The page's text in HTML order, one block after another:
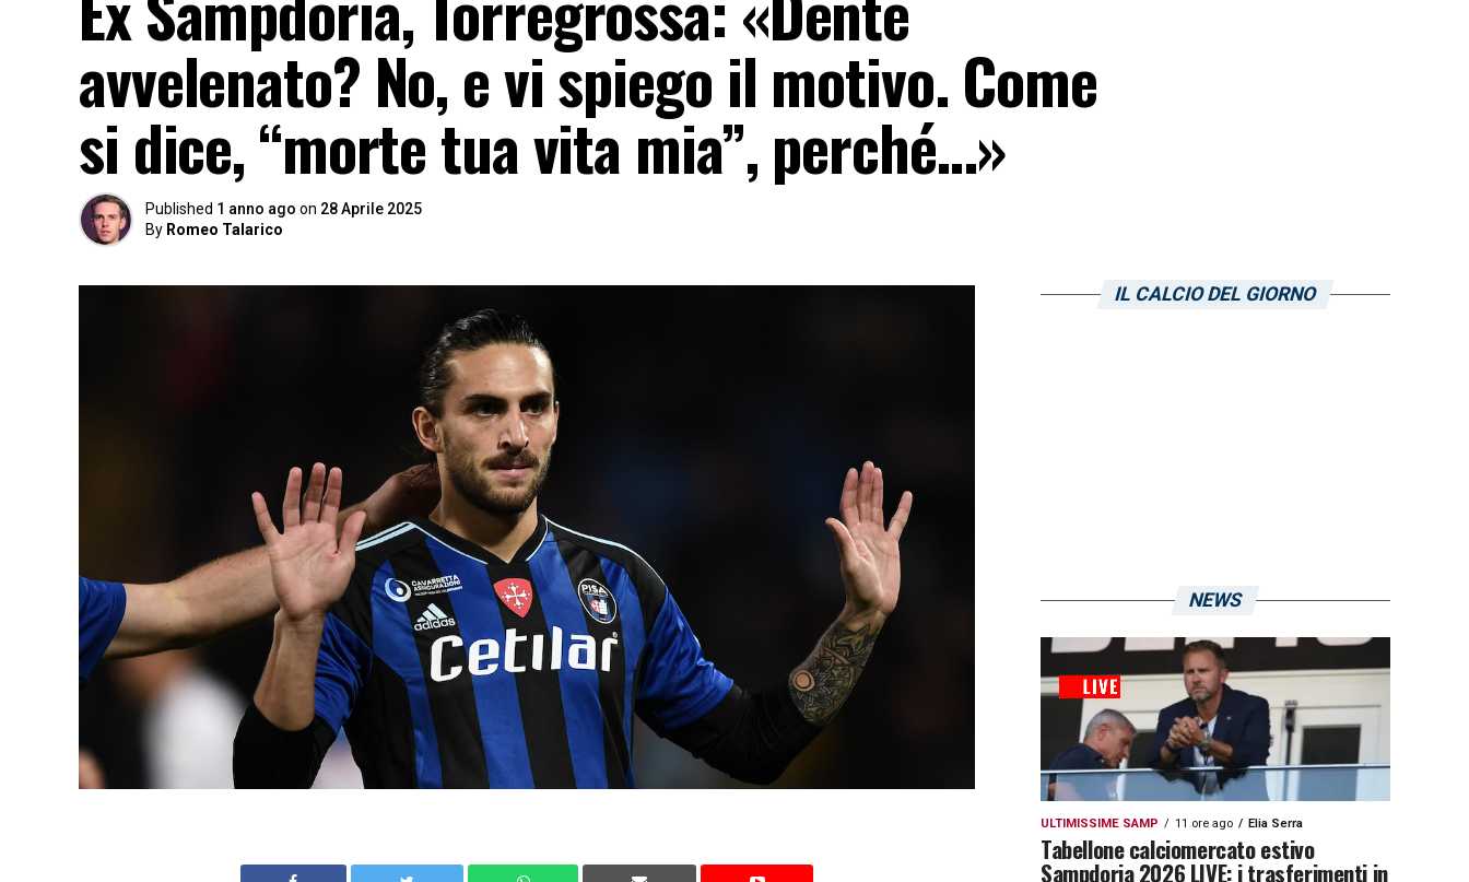
avvelenato? No, e vi spiego il motivo. Come
si dice, “morte tua vita mia”, perché…»
Published 1 anno ago on 28 Aprile 2025
By Romeo Talarico
IL CALCIO DEL GIORNO
NEWS
ULTIMISSIME SAMP 11 ore ago Elia Serra
Tabellone calciomercato estivo
Sampdoria 2026 LIVE: i trasferimenti in